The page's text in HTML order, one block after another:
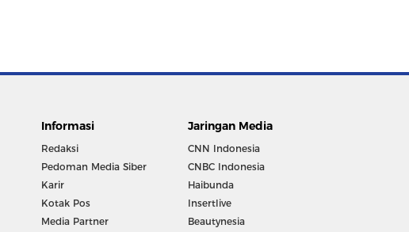
Informasi
Redaksi
Pedoman Media Siber
Karir
Kotak Pos
Media Partner
Jaringan Media
CNN Indonesia
CNBC Indonesia
Haibunda
Insertlive
Beautynesia